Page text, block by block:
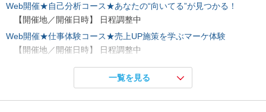
Web開催★自己分析コース★あなたの“向いてる”が見つかる！
【開催地／開催日時】 日程調整中
Web開催★仕事体験コース★売上UP施策を学ぶマーケ体験
【開催地／開催日時】 日程調整中
Web開催★社会人準備コース★実践ビジネスマナー講座講座
【開催地／開催日時】 日程調整中
一覧を見る